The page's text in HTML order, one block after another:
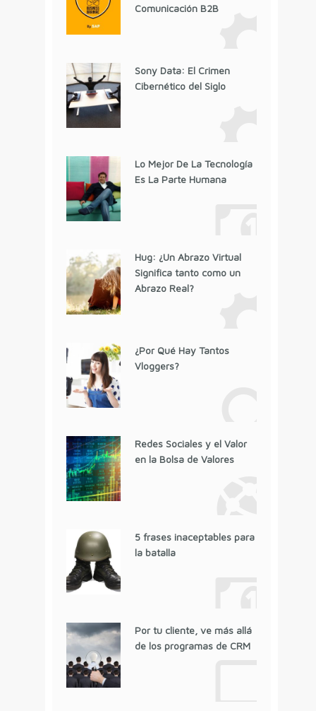
Comunicación B2B
Sony Data: El Crimen
Cibernético del Siglo
Lo Mejor De La Tecnología
Es La Parte Humana
Hug: ¿Un Abrazo Virtual
Significa tanto como un
Abrazo Real?
¿Por Qué Hay Tantos
Vloggers?
Redes Sociales y el Valor
en la Bolsa de Valores
5 frases inaceptables para
la batalla
Por tu cliente, ve más allá
de los programas de CRM